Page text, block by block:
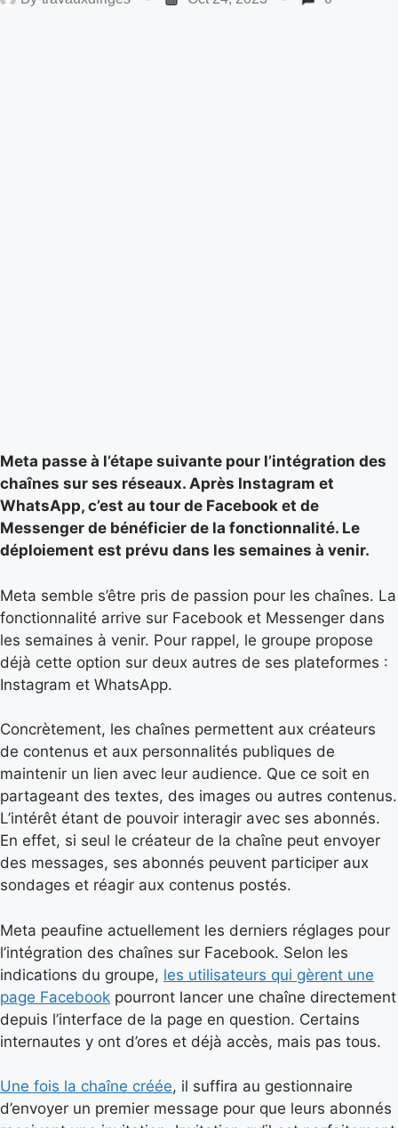
Meta passe à l’étape suivante pour l’intégration des
chaînes sur ses réseaux. Après Instagram et
WhatsApp, c’est au tour de Facebook et de
Messenger de bénéficier de la fonctionnalité. Le
déploiement est prévu dans les semaines à venir.
Meta semble s’être pris de passion pour les chaînes. La
fonctionnalité arrive sur Facebook et Messenger dans
les semaines à venir. Pour rappel, le groupe propose
déjà cette option sur deux autres de ses plateformes :
Instagram et WhatsApp.
Concrètement, les chaînes permettent aux créateurs
de contenus et aux personnalités publiques de
maintenir un lien avec leur audience. Que ce soit en
partageant des textes, des images ou autres contenus.
L’intérêt étant de pouvoir interagir avec ses abonnés.
En effet, si seul le créateur de la chaîne peut envoyer
des messages, ses abonnés peuvent participer aux
sondages et réagir aux contenus postés.
Meta peaufine actuellement les derniers réglages pour
l’intégration des chaînes sur Facebook. Selon les
indications du groupe, les utilisateurs qui gèrent une
page Facebook pourront lancer une chaîne directement
depuis l’interface de la page en question. Certains
internautes y ont d’ores et déjà accès, mais pas tous.
Une fois la chaîne créée, il suffira au gestionnaire
d’envoyer un premier message pour que leurs abonnés